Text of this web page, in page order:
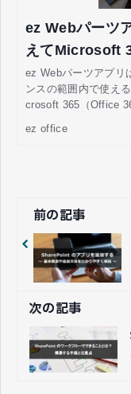
ez Webパーツ
えてMicrosoft
ez Webパーツアプリ
ンスの範囲内で使え
crosoft 365（Office
ez office
前の記事
次の記事